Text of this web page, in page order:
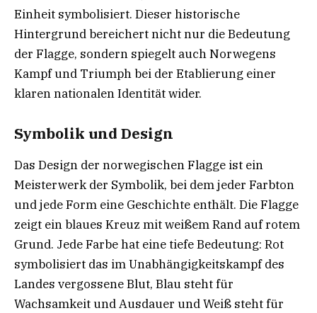
Einheit symbolisiert. Dieser historische
Hintergrund bereichert nicht nur die Bedeutung
der Flagge, sondern spiegelt auch Norwegens
Kampf und Triumph bei der Etablierung einer
klaren nationalen Identität wider.
Symbolik und Design
Das Design der norwegischen Flagge ist ein
Meisterwerk der Symbolik, bei dem jeder Farbton
und jede Form eine Geschichte enthält. Die Flagge
zeigt ein blaues Kreuz mit weißem Rand auf rotem
Grund. Jede Farbe hat eine tiefe Bedeutung: Rot
symbolisiert das im Unabhängigkeitskampf des
Landes vergossene Blut, Blau steht für
Wachsamkeit und Ausdauer und Weiß steht für